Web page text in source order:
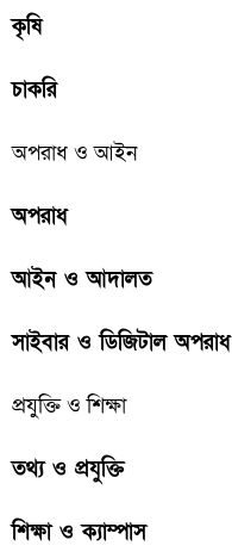
কৃষি
চাকরি
অপরাধ ও আইন
অপরাধ
আইন ও আদালত
সাইবার ও ডিজিটাল অপরাধ
প্রযুক্তি ও শিক্ষা
তথ্য ও প্রযুক্তি
শিক্ষা ও ক্যাম্পাস